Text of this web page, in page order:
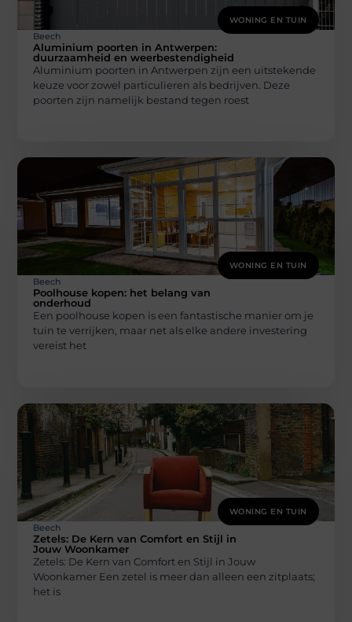
WONING EN TUIN
Beech
Aluminium poorten in Antwerpen:
duurzaamheid en weerbestendigheid
Aluminium poorten in Antwerpen zijn een uitstekende
keuze voor zowel particulieren als bedrijven. Deze
poorten zijn namelijk bestand tegen roest
WONING EN TUIN
Beech
Poolhouse kopen: het belang van
onderhoud
Een poolhouse kopen is een fantastische manier om je
tuin te verrijken, maar net als elke andere investering
vereist het
WONING EN TUIN
Beech
Zetels: De Kern van Comfort en Stijl in
Jouw Woonkamer
Zetels: De Kern van Comfort en Stijl in Jouw
Woonkamer Een zetel is meer dan alleen een zitplaats;
het is